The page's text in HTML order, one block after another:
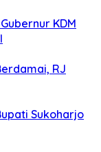
KDM
RJ
Sukoharjo